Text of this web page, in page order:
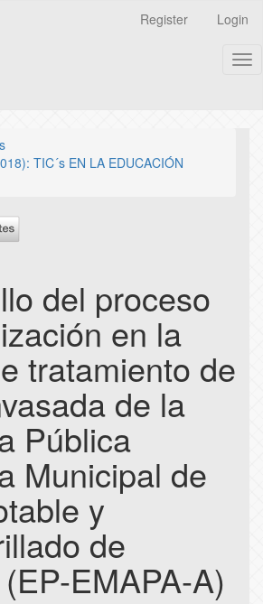
Register Login
TIC´s EN LA EDUCACIÓN
del proceso
en la
tratamiento de
de la
Pública
Municipal de
y
de
EMAPA-A)